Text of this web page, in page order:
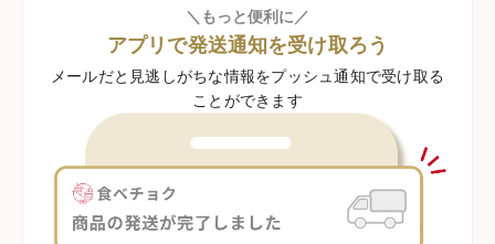
＼もっと便利に／
アプリで発送通知を受け取ろう
メールだと見逃しがちな情報をプッシュ通知で受け取る
ことができます